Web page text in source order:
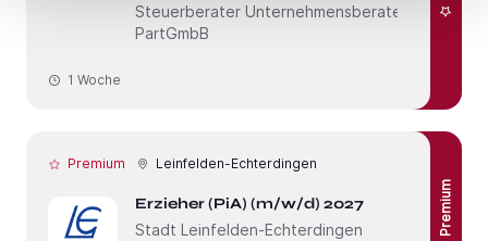
Steuerberater Unternehmensberater
PartGmbB
1 Woche
Premium Leinfelden-Echterdingen
Erzieher (PiA) (m/w/d) 2027
Stadt Leinfelden-Echterdingen
Premium